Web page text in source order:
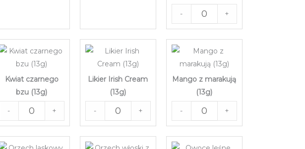
- +
Kwiat czarnego
bzu (13g)
- +
Likier Irish Cream
(13g)
- +
Mango z marakują
(13g)
- +